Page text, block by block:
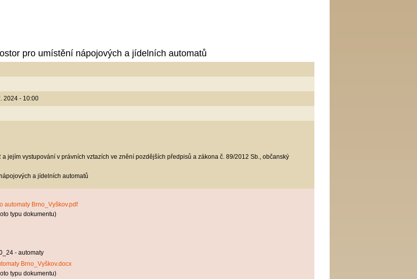
pro umístění nápojových a jídelních automatů
2024 - 10:00
jejím vystupování v právních vztazích ve znění pozdějších předpisů a zákona č. 89/2012 Sb., občanský
a jídelních automatů
automaty Brno_Vyškov.pdf
typu dokumentu)
- automaty
Brno_Vyškov.docx
typu dokumentu)